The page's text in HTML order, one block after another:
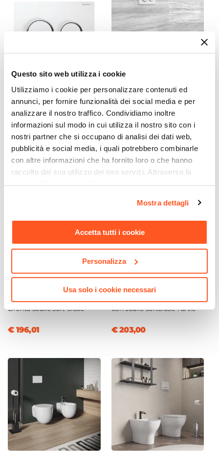
Questo sito web utilizza i cookie
Utilizziamo i cookie per personalizzare contenuti ed
annunci, per fornire funzionalità dei social media e per
analizzare il nostro traffico. Condividiamo inoltre
informazioni sul modo in cui utilizza il nostro sito con i
nostri partner che si occupano di analisi dei dati web,
pubblicità e social media, i quali potrebbero combinarle
con altre informazioni che ha fornito loro o che hanno
raccolto dal suo utilizzo dei loro servizi. Attraverso la
sezione "Mostra dettagli" è possibile gestire le proprie
momento. Per maggiori informazioni si invita a leggere la
nostraCookie Policy.
Mostra dettagli
Accetta tutti i cookie
Personalizza
Usa solo i cookie necessari
Lucida
Bianco
Lucida
Colore Anello
Cromo
Finitura Anello
Materiale Placca
Materiale sintetico
Forza Di Azionamento
< 20 N
Materiale di fissaggio |Telaio di fissaggio
distanziatori|Perni di comando
CODICE:115.085.KJ.1
Placca doppio tasto Geberit
bianco-cromo - Omega20
round
€ 115,00
CODICE:SMART-WC
Vaso sospeso in ceramica
lucida Smart con sedile
soft-close - Easy
€ 132,00
CODICE:BRENTA
Sanitari sospesi rimless
ceramica bianco lucido
Brenta sedile soft-close
€ 196,01
CODICE:TURT-SPS
Sanitari sospesi in ceramica
rimless a rispamio idrico
con sedile softclose Turtle
€ 203,00